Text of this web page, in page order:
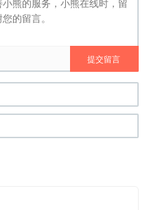
提交留言